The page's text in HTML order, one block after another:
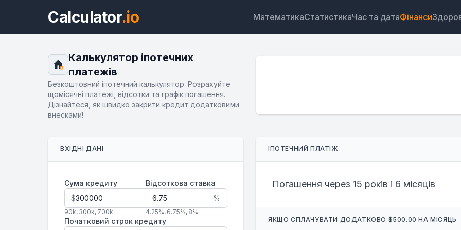
Calculator.io МатематикаСтатистикаЧас та датаФінанси
$
Калькулятор іпотечних
платежів
Безкоштовний іпотечний калькулятор. Розрахуйте
щомісячні платежі, відсотки та графік погашення.
Дізнайтеся, як швидко закрити кредит додатковими
внесками!
ВХІДНІ ДАНІ
Сума кредиту
$
90k, 300k, 700k
Відсоткова ставка
%
4.25%, 6.75%, 8%
Початковий строк кредиту
ІПОТЕЧНИЙ ПЛАТІЖ
Погашення через 15 років і 6 місяців
ЯКЩО СПЛАЧУВАТИ ДОДАТКОВО $500.00 НА МІСЯЦЬ